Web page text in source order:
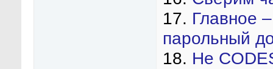
17. Главное
парольный
18. Не